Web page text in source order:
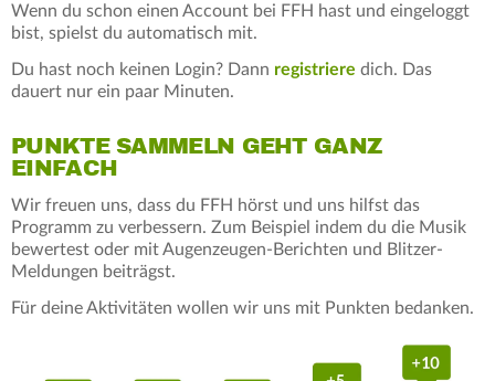
Wenn du schon einen Account bei FFH hast und eingeloggt
bist, spielst du automatisch mit.
Du hast noch keinen Login? Dann registriere dich. Das
dauert nur ein paar Minuten.
PUNKTE SAMMELN GEHT GANZ
EINFACH
Wir freuen uns, dass du FFH hörst und uns hilfst das
Programm zu verbessern. Zum Beispiel indem du die Musik
bewertest oder mit Augenzeugen-Berichten und Blitzer-
Meldungen beiträgst.
Für deine Aktivitäten wollen wir uns mit Punkten bedanken.